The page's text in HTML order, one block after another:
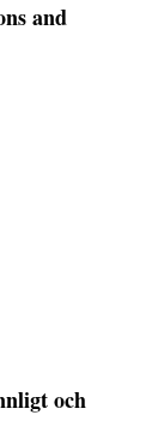
and
och